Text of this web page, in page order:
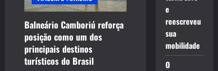
i
o
n
Balneário Camboriú reforça
posição como um dos
principais destinos
turísticos do Brasil
e
reescreveu
sua
mobilidade
O